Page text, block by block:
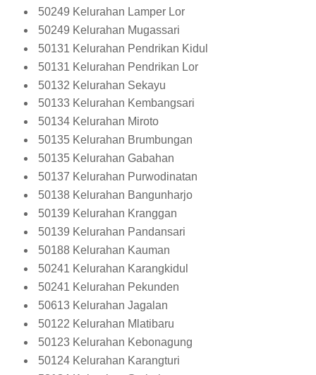
50249 Kelurahan Lamper Lor
50249 Kelurahan Mugassari
50131 Kelurahan Pendrikan Kidul
50131 Kelurahan Pendrikan Lor
50132 Kelurahan Sekayu
50133 Kelurahan Kembangsari
50134 Kelurahan Miroto
50135 Kelurahan Brumbungan
50135 Kelurahan Gabahan
50137 Kelurahan Purwodinatan
50138 Kelurahan Bangunharjo
50139 Kelurahan Kranggan
50139 Kelurahan Pandansari
50188 Kelurahan Kauman
50241 Kelurahan Karangkidul
50241 Kelurahan Pekunden
50613 Kelurahan Jagalan
50122 Kelurahan Mlatibaru
50123 Kelurahan Kebonagung
50124 Kelurahan Karangturi